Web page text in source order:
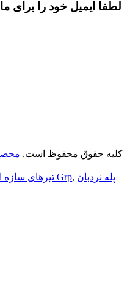
© Copyright - 2010-2022: کلیه حقوق محفوظ است.
تیرهای سازه ای Grp, پله نردبان